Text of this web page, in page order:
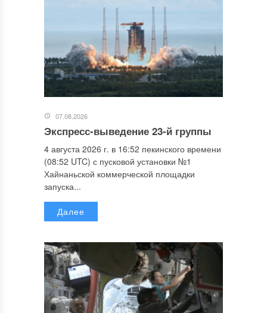
07.08.2026
Экспресс-выведение 23-й группы
4 августа 2026 г. в 16:52 пекинского времени
(08:52 UTC) с пусковой установки №1
Хайнаньской коммерческой площадки
запуска...
Далее